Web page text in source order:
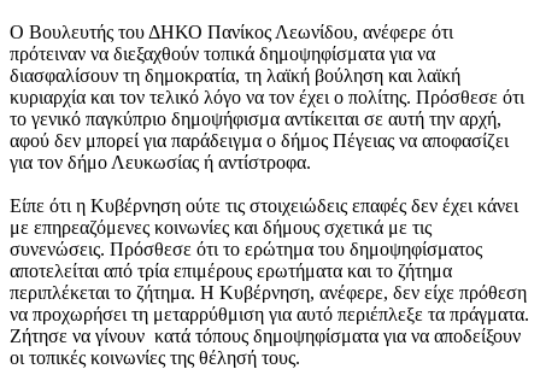
Ο Βουλευτής του ΔΗΚΟ Πανίκος Λεωνίδου, ανέφερε ότι
πρότειναν να διεξαχθούν τοπικά δημοψηφίσματα για να
διασφαλίσουν τη δημοκρατία, τη λαϊκή βούληση και λαϊκή
κυριαρχία και τον τελικό λόγο να τον έχει ο πολίτης. Πρόσθεσε ότι
το γενικό παγκύπριο δημοψήφισμα αντίκειται σε αυτή την αρχή,
αφού δεν μπορεί για παράδειγμα ο δήμος Πέγειας να αποφασίζει
για τον δήμο Λευκωσίας ή αντίστροφα.
Είπε ότι η Κυβέρνηση ούτε τις στοιχειώδεις επαφές δεν έχει κάνει
με επηρεαζόμενες κοινωνίες και δήμους σχετικά με τις
συνενώσεις. Πρόσθεσε ότι το ερώτημα του δημοψηφίσματος
αποτελείται από τρία επιμέρους ερωτήματα και το ζήτημα
περιπλέκεται το ζήτημα. Η Κυβέρνηση, ανέφερε, δεν είχε πρόθεση
να προχωρήσει τη μεταρρύθμιση για αυτό περιέπλεξε τα πράγματα.
Ζήτησε να γίνουν κατά τόπους δημοψηφίσματα για να αποδείξουν
οι τοπικές κοινωνίες της θέλησή τους.